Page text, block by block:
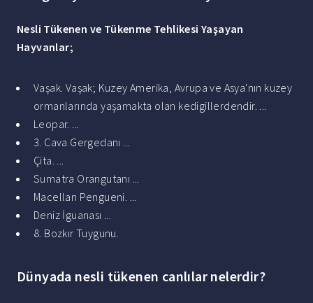
Nesli Tükenen ve Tükenme Tehlikesi Yaşayan
Hayvanlar;
Vaşak. Vaşak; Kuzey Amerika, Avrupa ve Asya'nın kuzey
ormanlarında yaşamakta olan kedigillerdendir. ...
Leopar. ...
3. Cava Gergedanı ...
Çita. ...
Sumatra Orangutanı ...
Macellan Pengueni. ...
Deniz İguanası ...
8. Bozkır Tuygunu.
Dünyada nesli tükenen canlılar nelerdir?